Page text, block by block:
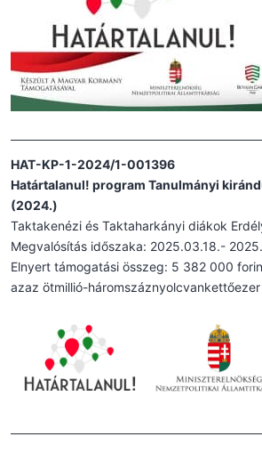
HAT-KP-1-2024/1-001396
Határtalanul! program Tanulmányi
(2024.)
Taktakenézi és Taktaharkányi diákok
Megvalósítás időszaka: 2025.03.18.-
Elnyert támogatási összeg: 5 382 000
azaz ötmillió-